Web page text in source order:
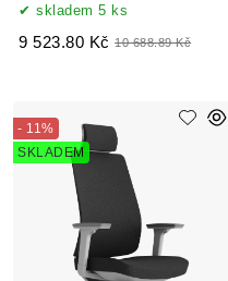
skladem 5 ks
9 523.80 Kč 10 688.89 Kč
- 11%
SKLADEM